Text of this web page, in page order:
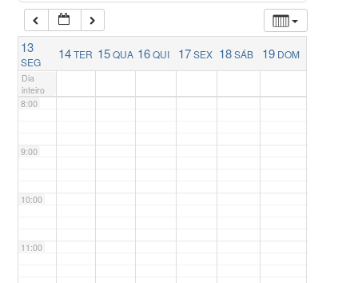
13
SEG
14TER 15QUA 16QUI 17SEX 18SÁB 19 DOM
Dia
inteiro
6:00
7:00
8:00
9:00
10:00
11:00